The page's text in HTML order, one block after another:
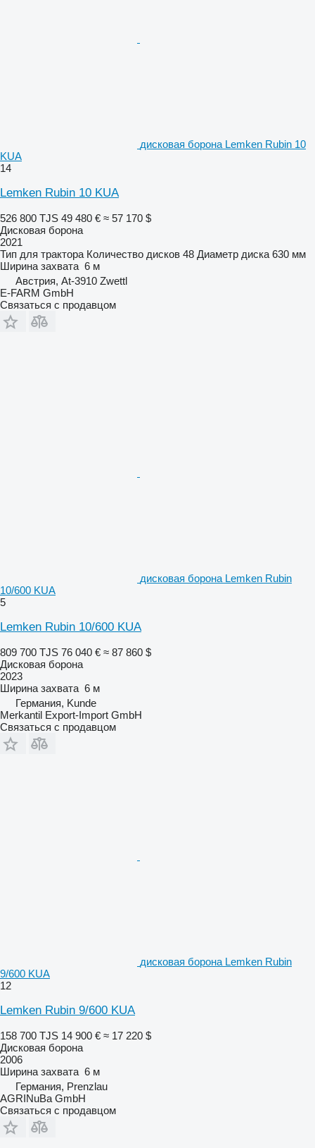
дисковая борона Lemken Rubin 10
KUA
14
Lemken Rubin 10 KUA
526 800 TJS 49 480 € ≈ 57 170 $
Дисковая борона
2021
Тип для трактора Количество дисков 48 Диаметр диска 630 мм
Ширина захвата 6 м
Австрия, At-3910 Zwettl
E-FARM GmbH
Связаться с продавцом
дисковая борона Lemken Rubin
10/600 KUA
5
Lemken Rubin 10/600 KUA
809 700 TJS 76 040 € ≈ 87 860 $
Дисковая борона
2023
Ширина захвата 6 м
Германия, Kunde
Merkantil Export-Import GmbH
Связаться с продавцом
дисковая борона Lemken Rubin
9/600 KUA
12
Lemken Rubin 9/600 KUA
158 700 TJS 14 900 € ≈ 17 220 $
Дисковая борона
2006
Ширина захвата 6 м
Германия, Prenzlau
AGRINuBa GmbH
Связаться с продавцом